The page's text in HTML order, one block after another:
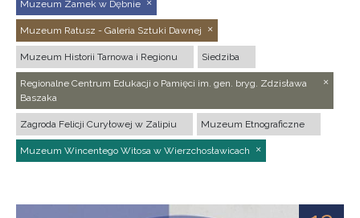
Muzeum Zamek w Dębnie
Muzeum Ratusz - Galeria Sztuki Dawnej
Muzeum Historii Tarnowa i Regionu Siedziba
Regionalne Centrum Edukacji o Pamięci im. gen. bryg. Zdzisława
Baszaka
Zagroda Felicji Curyłowej w Zalipiu Muzeum Etnograficzne
Muzeum Wincentego Witosa w Wierzchosławicach